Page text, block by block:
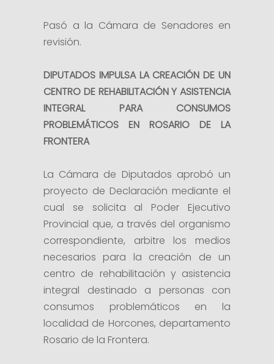
Pasó a la Cámara de Senadores en
revisión.
DIPUTADOS IMPULSA LA CREACIÓN DE UN
CENTRO DE REHABILITACIÓN Y ASISTENCIA
INTEGRAL PARA CONSUMOS
PROBLEMÁTICOS EN ROSARIO DE LA
FRONTERA
La Cámara de Diputados aprobó un
proyecto de Declaración mediante el
cual se solicita al Poder Ejecutivo
Provincial que, a través del organismo
correspondiente, arbitre los medios
necesarios para la creación de un
centro de rehabilitación y asistencia
integral destinado a personas con
consumos problemáticos en la
localidad de Horcones, departamento
Rosario de la Frontera.